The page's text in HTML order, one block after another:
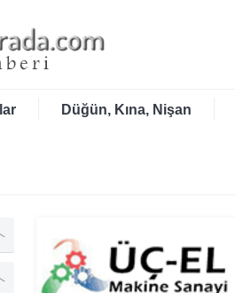
Düğün, Kına, Nişan